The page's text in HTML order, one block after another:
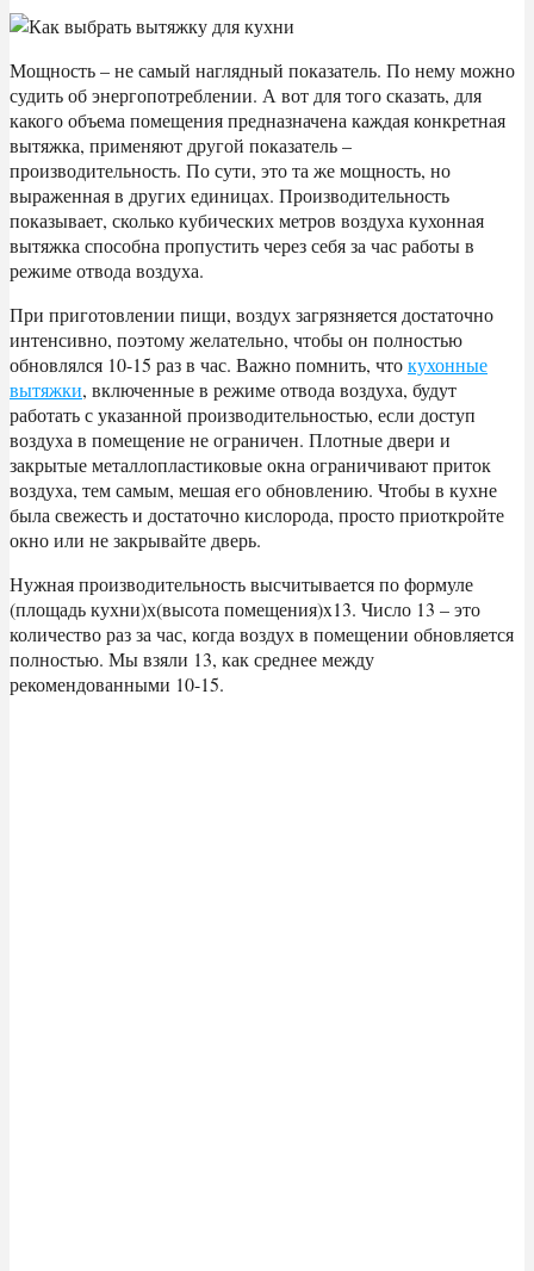
Мощность – не самый наглядный показатель. По нему можно
судить об энергопотреблении. А вот для того сказать, для
какого объема помещения предназначена каждая конкретная
вытяжка, применяют другой показатель –
производительность. По сути, это та же мощность, но
выраженная в других единицах. Производительность
показывает, сколько кубических метров воздуха кухонная
вытяжка способна пропустить через себя за час работы в
режиме отвода воздуха.
При приготовлении пищи, воздух загрязняется достаточно
интенсивно, поэтому желательно, чтобы он полностью
обновлялся 10-15 раз в час. Важно помнить, чтокухонные
вытяжки, включенные в режиме отвода воздуха, будут
работать с указанной производительностью, если доступ
воздуха в помещение не ограничен. Плотные двери и
закрытые металлопластиковые окна ограничивают приток
воздуха, тем самым, мешая его обновлению. Чтобы в кухне
была свежесть и достаточно кислорода, просто приоткройте
окно или не закрывайте дверь.
Нужная производительность высчитывается по формуле
(площадь кухни)х(высота помещения)x13. Число 13 – это
количество раз за час, когда воздух в помещении обновляется
полностью. Мы взяли 13, как среднее между
рекомендованными 10-15.